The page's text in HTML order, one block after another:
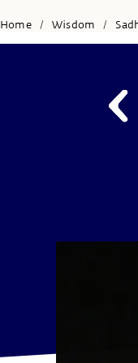
Home / Wisdom /